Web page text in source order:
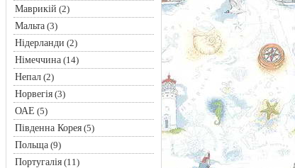
Маврикій (2)
Мальта(3)
Нідерланди (2)
Німеччина(14)
Непал(2)
Норвегія(3)
ОАЕ (5)
Південна Корея(5)
Польща(9)
Португалія(11)